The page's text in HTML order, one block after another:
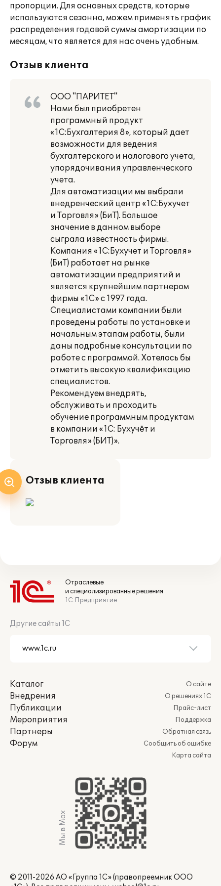
пропорции. Для основных средств, которые
используются сезонно, можем применять график
распределения годовой суммы амортизации по
месяцам, что является для нас очень удобным.
Отзыв клиента
ООО "ПАРИТЕТ"
Нами был приобретен
программный продукт
«1С:Бухгалтерия 8», который дает
возможности для ведения
бухгалтерского и налогового учета,
упорядочивания управленческого
учета.
Для автоматизации мы выбрали
внедренческий центр «1С:Бухучет
и Торговля» (БиТ). Большое
значение в данном выборе
сыграла известность фирмы.
Компания «1С:Бухучет и Торговля»
(БиТ) работает на рынке
автоматизации предприятий и
является крупнейшим партнером
фирмы «1С» с 1997 года.
Специалистами компании были
проведены работы по установке и
начальным этапам работы, были
даны подробные консультации по
работе с программой. Хотелось бы
отметить высокую квалификацию
специалистов.
Рекомендуем внедрять,
обслуживать и проходить
обучение программным продуктам
в компании «1С: Бухучёт и
Торговля» (БИТ)».
Отзыв клиента
Отраслевые
и специализированные решения
1С:Предприятие
Другие сайты 1С
Каталог
Внедрения
Публикации
Мероприятия
Партнеры
Форум
О сайте
О решениях 1С
Прайс-лист
Поддержка
Обратная связь
Сообщить об ошибке
Карта сайта
Мы в Max
© 2011-2026 АО «Группа 1С» (правопреемник ООО